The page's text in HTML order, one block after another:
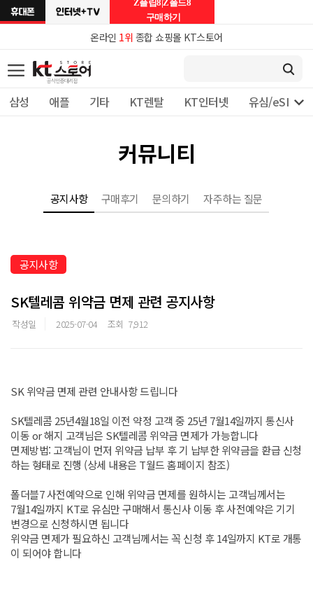
온라인 1위 종합 쇼핑몰 KT스토어
삼성 애플 기타 KT렌탈 KT인터넷 유심/eSIM 개

Z플립8|Z폴드8
구매하기
커뮤니티
공지사항 구매후기 문의하기 자주하는 질문
공지사항
SK텔레콤 위약금 면제 관련 공지사항
작성일 2025-07-04 조회 7,912
SK 위약금 면제 관련 안내사항 드립니다
SK텔레콤 25년4월18일 이전 약정 고객 중 25년 7월14일까지 통신사
이동 or 해지 고객님은 SK텔레콤 위약금 면제가 가능합니다
면제방법: 고객님이 먼저 위약금 납부 후 기 납부한 위약금을 환급 신청
하는 형태로 진행 (상세 내용은 T월드 홈페이지 참조)
폴더블7 사전예약으로 인해 위약금 면제를 원하시는 고객님께서는
7월14일까지 KT로 유심만 구매해서 통신사 이동 후 사전예약은 기기
변경으로 신청하시면 됩니다
위약금 면제가 필요하신 고객님께서는 꼭 신청 후 14일까지 KT로 개통
이 되어야 합니다